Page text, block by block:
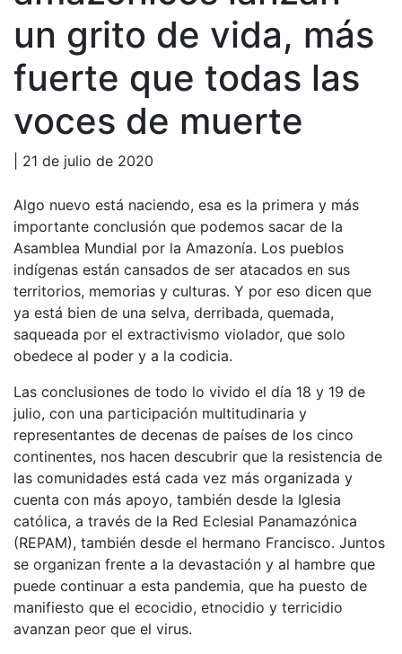
un grito de vida, más
fuerte que todas las
voces de muerte
| 21 de julio de 2020
Algo nuevo está naciendo, esa es la primera y más
importante conclusión que podemos sacar de la
Asamblea Mundial por la Amazonía. Los pueblos
indígenas están cansados de ser atacados en sus
territorios, memorias y culturas. Y por eso dicen que
ya está bien de una selva, derribada, quemada,
saqueada por el extractivismo violador, que solo
obedece al poder y a la codicia.
Las conclusiones de todo lo vivido el día 18 y 19 de
julio, con una participación multitudinaria y
representantes de decenas de países de los cinco
continentes, nos hacen descubrir que la resistencia de
las comunidades está cada vez más organizada y
cuenta con más apoyo, también desde la Iglesia
católica, a través de la Red Eclesial Panamazónica
(REPAM), también desde el hermano Francisco. Juntos
se organizan frente a la devastación y al hambre que
puede continuar a esta pandemia, que ha puesto de
manifiesto que el ecocidio, etnocidio y terricidio
avanzan peor que el virus.